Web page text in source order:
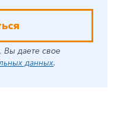
Вы даете свое
данных.